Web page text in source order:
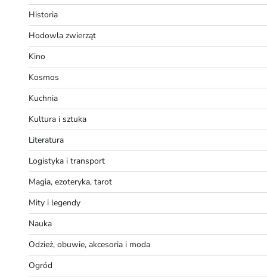
Historia
Hodowla zwierząt
Kino
Kosmos
Kuchnia
Kultura i sztuka
Literatura
Logistyka i transport
Magia, ezoteryka, tarot
Mity i legendy
Nauka
Odzież, obuwie, akcesoria i moda
Ogród